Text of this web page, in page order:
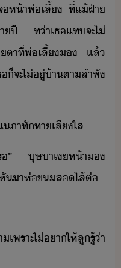
จ​ห้า​พ่เลี้​ ​ที่​แ้​ฝ่า​
า​ปี​ ​ท่า​เธ​แทจะ​ไ่​
ตา​ที่​พ่เลี้​​ ​แล้​
จะ​ไ่ู่​้า​ตาลำพั​
ภา​ทัทา​เสีใส
​ุษา​เห้า​​
า​ห่​ข​สไส้​ต่
พราะ​ไ่​า​ให้​ลู​รู้​่า​